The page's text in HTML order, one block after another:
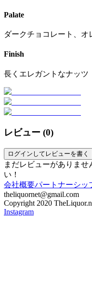
Palate
ダークチョコレート、オ
Finish
長くエレガントなナッツ
レビュー (0)
ログインしてレビューを書く
まだレビューがありま
い！
会社概要パートナーシッ
theliquornet@gmail.com
Copyright 2020
Instagram